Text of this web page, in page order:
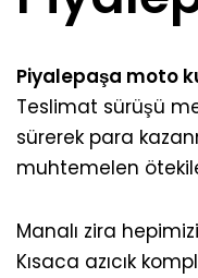
Piyalepaşa moto
Teslimat sürüşü
sürerek para
muhtemelen
Manalı zira
Kısaca azıcık